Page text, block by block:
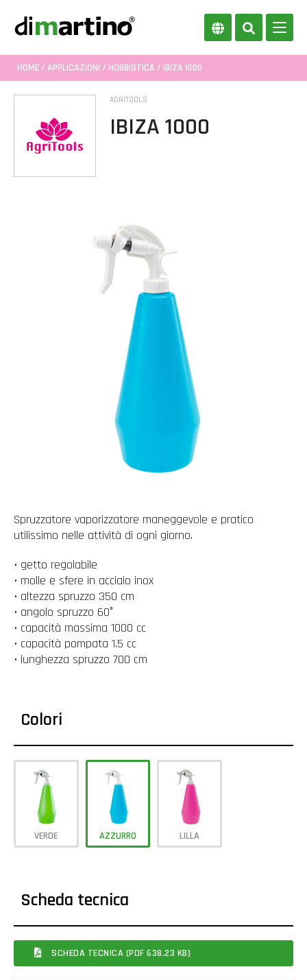
HOME/ APPLICAZIONI / HOBBISTICA / IBIZA 1000
AGRITOOLS
IBIZA 1000
Spruzzatore vaporizzatore maneggevole e pratico
utilissimo nelle attività di ogni giorno.
• getto regolabile
• molle e sfere in acciaio inox
• altezza spruzzo 350 cm
• angolo spruzzo 60°
• capacità massima 1000 cc
• capacità pompata 1.5 cc
• lunghezza spruzzo 700 cm
Colori
VERDE AZZURRO LILLA
Scheda tecnica
SCHEDA TECNICA (PDF 638.23 KB)